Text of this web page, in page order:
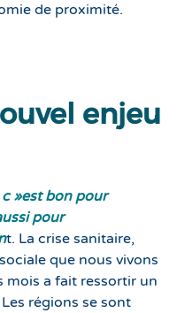
de proximité.
enjeu
»est bon pour
pour
t. La crise sanitaire,
que nous vivons
mois a fait ressortir un
régions se sont